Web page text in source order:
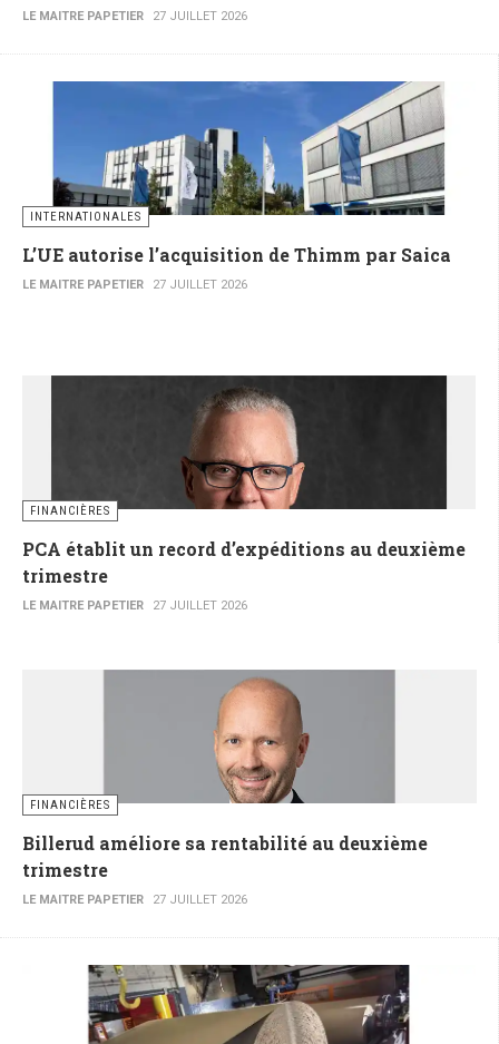
LE MAITRE PAPETIER 27 JUILLET 2026
INTERNATIONALES
L’UE autorise l’acquisition de Thimm par Saica
LE MAITRE PAPETIER 27 JUILLET 2026
FINANCIÈRES
PCA établit un record d’expéditions au deuxième
trimestre
LE MAITRE PAPETIER 27 JUILLET 2026
FINANCIÈRES
Billerud améliore sa rentabilité au deuxième
trimestre
LE MAITRE PAPETIER 27 JUILLET 2026